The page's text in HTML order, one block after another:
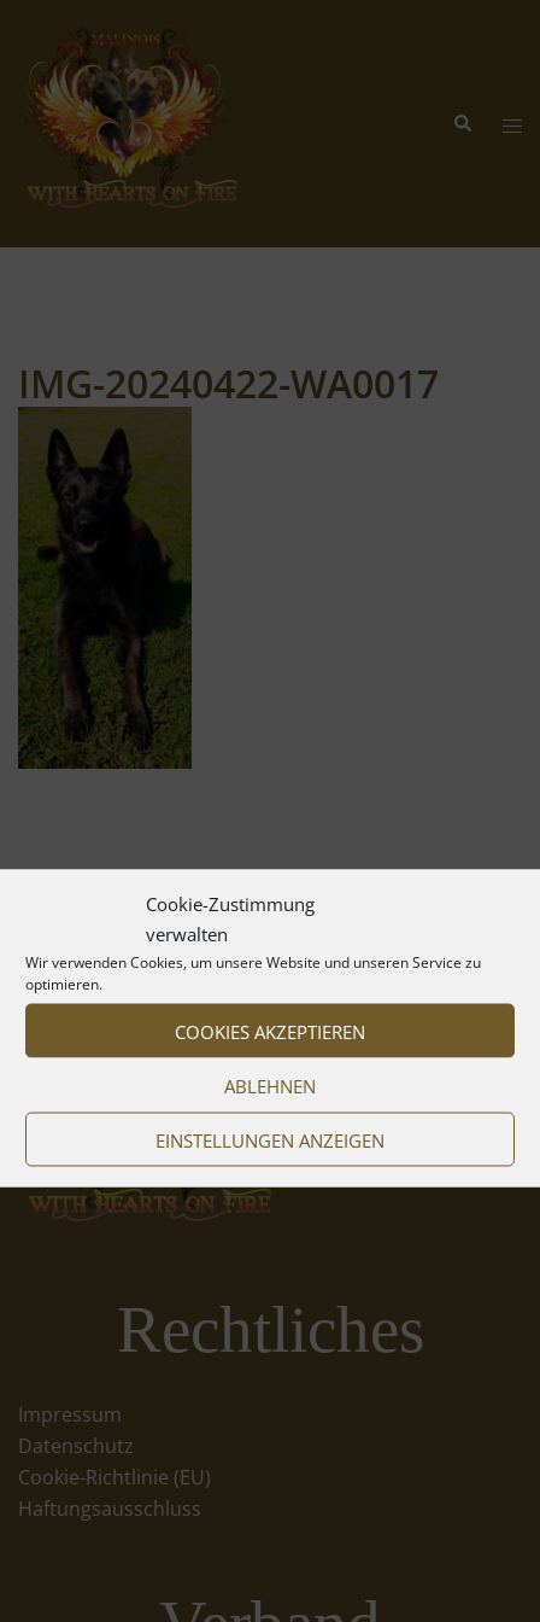
Cookie-Zustimmung
verwalten
Wir verwenden Cookies, um unsere Website und unseren Service zu
optimieren.
COOKIES AKZEPTIEREN
ABLEHNEN
EINSTELLUNGEN ANZEIGEN
springen
Suche
IMG-20240422-WA0017
Rechtliches
Impressum
Datenschutz
Cookie-Richtlinie (EU)
Haftungsausschluss